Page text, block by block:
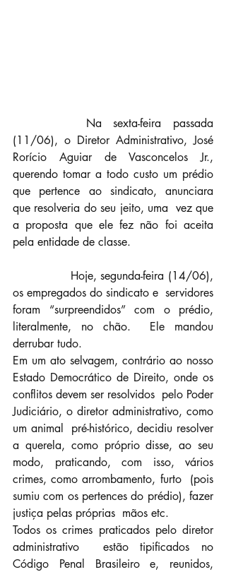
(11/06), o Diretor Administrativo, José
Rorício Aguiar de Vasconcelos Jr.,
querendo tomar a todo custo um prédio
que pertence ao sindicato, anunciara
que resolveria do seu jeito, uma  vez que
a proposta que ele fez não foi aceita
pela entidade de classe.
os empregados do sindicato e  servidores
foram “surpreendidos” com o prédio,
literalmente, no chão.  Ele mandou
derrubar tudo.
Em um ato selvagem, contrário ao nosso
Estado Democrático de Direito, onde os
conflitos devem ser resolvidos  pelo Poder
Judiciário, o diretor administrativo, como
um animal  pré-histórico, decidiu resolver
a querela, como próprio disse, ao seu
modo, praticando, com isso, vários
crimes, como arrombamento, furto  (pois
sumiu com os pertences do prédio), fazer
justiça pelas próprias  mãos etc.
Todos os crimes praticados pelo diretor
administrativo  estão tipificados no
Código Penal Brasileiro e, reunidos,